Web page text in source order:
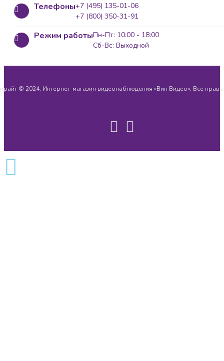
Телефоны+7 (495) 135-01-06
+7 (800) 350-31-91
Режим работыПн-Пт: 10:00 - 18:00
Сб-Вс: Выходной
© 2024, Интернет-магазин видеонаблюдения «Вип Видео», Все